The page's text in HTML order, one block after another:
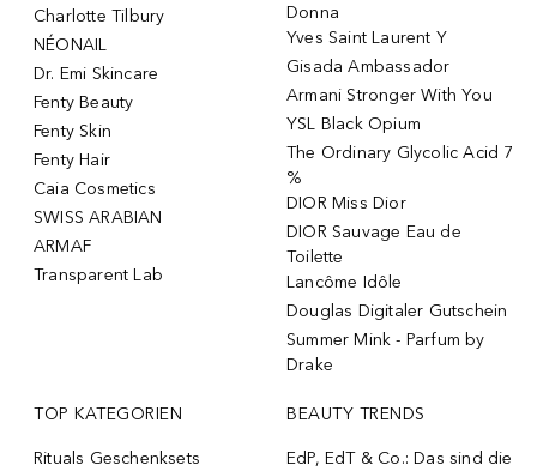
Charlotte Tilbury
NÉONAIL
Dr. Emi Skincare
Fenty Beauty
Fenty Skin
Fenty Hair
Caia Cosmetics
SWISS ARABIAN
ARMAF
Transparent Lab
Donna
Yves Saint Laurent Y
Gisada Ambassador
Armani Stronger With You
YSL Black Opium
The Ordinary Glycolic Acid 7
%
DIOR Miss Dior
DIOR Sauvage Eau de
Toilette
Lancôme Idôle
Douglas Digitaler Gutschein
Summer Mink - Parfum by
Drake
TOP KATEGORIEN
Rituals Geschenksets
BEAUTY TRENDS
EdP, EdT & Co.: Das sind die